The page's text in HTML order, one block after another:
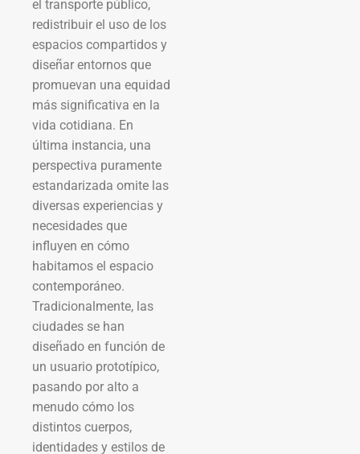
el transporte público,
redistribuir el uso de los
espacios compartidos y
diseñar entornos que
promuevan una equidad
más significativa en la
vida cotidiana. En
última instancia, una
perspectiva puramente
estandarizada omite las
diversas experiencias y
necesidades que
influyen en cómo
habitamos el espacio
contemporáneo.
Tradicionalmente, las
ciudades se han
diseñado en función de
un usuario prototípico,
pasando por alto a
menudo cómo los
distintos cuerpos,
identidades y estilos de